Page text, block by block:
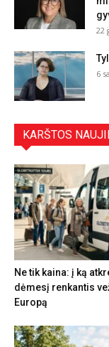
22
6
KARŠTOS
Ne tik kaina: į ką
dėmesį renkantis
Europą